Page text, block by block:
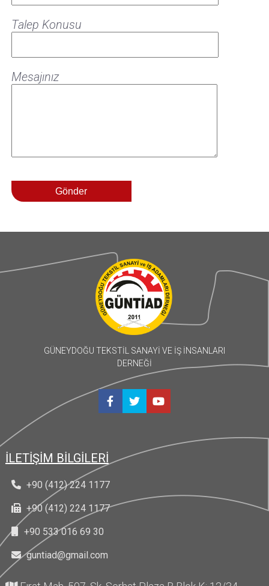
Talep Konusu
Mesajınız
Gönder
GÜNEYDOĞU TEKSTİL SANAYİ VE İŞ İNSANLARI
DERNEĞİ
İLETİŞİM BİLGİLERİ
+90 (412) 224 1177
+90 (412) 224 1177
+90 533 016 69 30
guntiad@gmail.com